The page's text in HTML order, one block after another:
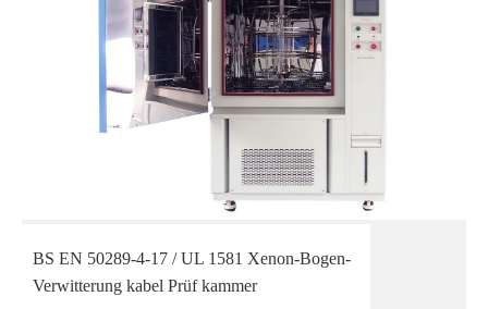
BS EN 50289-4-17 / UL 1581 Xenon-Bogen-
Verwitterung kabel Prüf kammer